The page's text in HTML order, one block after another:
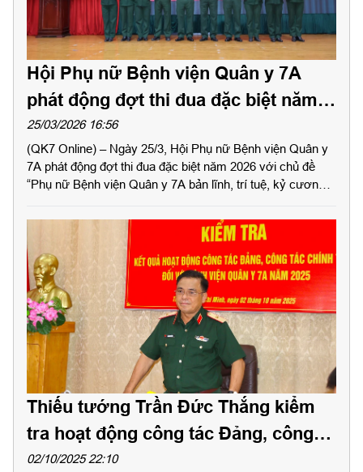
Hội Phụ nữ Bệnh viện Quân y 7A
phát động đợt thi đua đặc biệt năm
2026
25/03/2026 16:56
(QK7 Online) – Ngày 25/3, Hội Phụ nữ Bệnh viện Quân y
7A phát động đợt thi đua đặc biệt năm 2026 với chủ đề
“Phụ nữ Bệnh viện Quân y 7A bản lĩnh, trí tuệ, kỷ cương,
Phụ nữ toàn quốc lần thứ XIV”.
Thiếu tướng Trần Đức Thắng kiểm
tra hoạt động công tác Đảng, công
tác chính trị Bệnh viện Quân y 7A
02/10/2025 22:10